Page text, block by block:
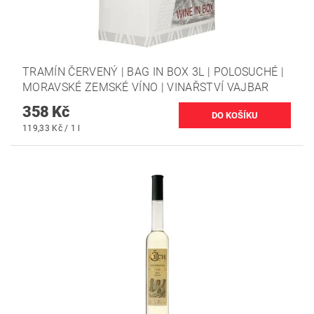
TRAMÍN ČERVENÝ | BAG IN BOX 3L | POLOSUCHÉ |
MORAVSKÉ ZEMSKÉ VÍNO | VINAŘSTVÍ VAJBAR
358 Kč
119,33 Kč / 1 l